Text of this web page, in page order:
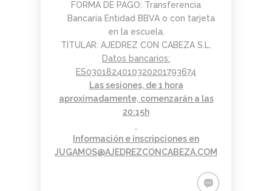
FORMA DE PAGO: Transferencia
Bancaria Entidad BBVA o con tarjeta
en la escuela.
TITULAR: AJEDREZ CON CABEZA S.L.
Datos bancarios:
ES0301824010320201793674
Las sesiones, de 1 hora
aproximadamente, comenzarán a las
20:15h
Información e inscripciones en
JUGAMOS@AJEDREZCONCABEZA.COM